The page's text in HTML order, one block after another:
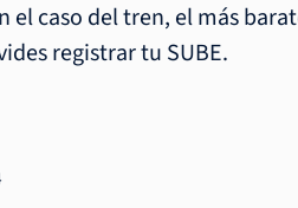
el caso del tren, el más
registrar tu SUBE.